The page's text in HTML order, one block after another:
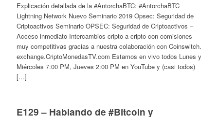
Explicación detallada de la #AntorchaBTC: #AntorchaBTC
Lightning Network Nuevo Seminario 2019 Opsec: Seguridad de
Criptoactivos Seminario OPSEC: Seguridad de Criptoactivos –
Acceso inmediato Intercambios cripto a cripto con comisiones
muy competitivas gracias a nuestra colaboración con Coinswitch.
exchange.CriptoMonedasTV.com Estamos en vivo todos Lunes y
Miércoles 7:00 PM, Jueves 2:00 PM en YouTube y (casi todos)
[…]
E129 – Hablando de #Bitcoin y